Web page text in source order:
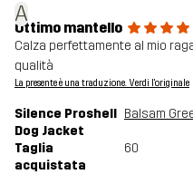
A
Ottimo mantello
Calza perfettamente al mio
qualità
La presente è una traduzione. Verdi l'originale
Silence Proshell
Dog Jacket
Taglia
acquistata
60